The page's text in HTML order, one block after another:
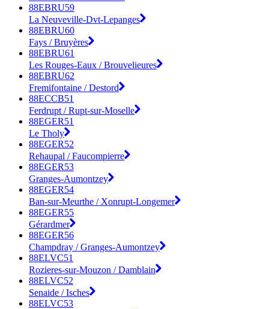
88EBRU59
La Neuveville-Dvt-Lepanges
88EBRU60
Fays / Bruyères
88EBRU61
Les Rouges-Eaux / Brouvelieures
88EBRU62
Fremifontaine / Destord
88ECCB51
Ferdrupt / Rupt-sur-Moselle
88EGER51
Le Tholy
88EGER52
Rehaupal / Faucompierre
88EGER53
Granges-Aumontzey
88EGER54
Ban-sur-Meurthe / Xonrupt-Longemer
88EGER55
Gérardmer
88EGER56
Champdray / Granges-Aumontzey
88ELVC51
Rozieres-sur-Mouzon / Damblain
88ELVC52
Senaide / Isches
88ELVC53